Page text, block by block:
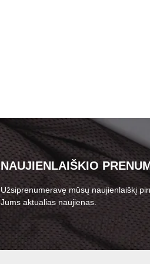
NAUJIENLAIŠKIO
Užsiprenumeravę mūsų naujienlaiškį
Jums aktualias naujienas.